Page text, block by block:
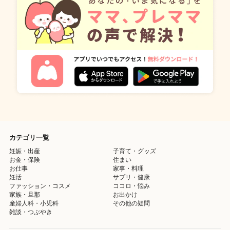
カテゴリ一覧
妊娠・出産
子育て・グッズ
お金・保険
住まい
お仕事
家事・料理
妊活
サプリ・健康
ファッション・コスメ
ココロ・悩み
家族・旦那
お出かけ
産婦人科・小児科
その他の疑問
雑談・つぶやき